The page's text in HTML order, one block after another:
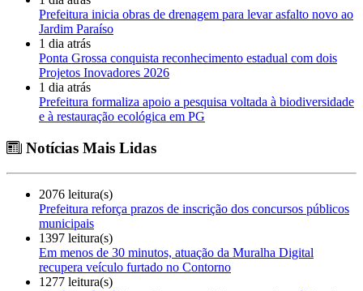
Prefeitura inicia obras de drenagem para levar asfalto novo ao
Jardim Paraíso
1 dia atrás
Ponta Grossa conquista reconhecimento estadual com dois
Projetos Inovadores 2026
1 dia atrás
Prefeitura formaliza apoio a pesquisa voltada à biodiversidade
e à restauração ecológica em PG
Notícias Mais Lidas
2076 leitura(s)
Prefeitura reforça prazos de inscrição dos concursos públicos
municipais
1397 leitura(s)
Em menos de 30 minutos, atuação da Muralha Digital
recupera veículo furtado no Contorno
1277 leitura(s)